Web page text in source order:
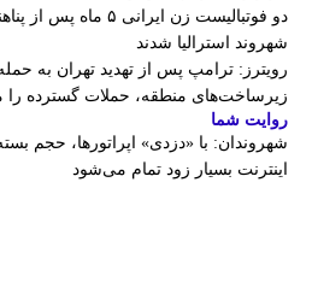
دو فوتبالیست زن ایرانی ۵ ماه
شهروند استرالیا شدند
رویترز: ترامپ پس از تهدید تهران به
زیرساخت‌های منطقه، حملات گسترده را
روایت شما
شهروندان:‌ با «دزدی» اپراتورها، حجم
اینترنت بسیار زود تمام می‌شود